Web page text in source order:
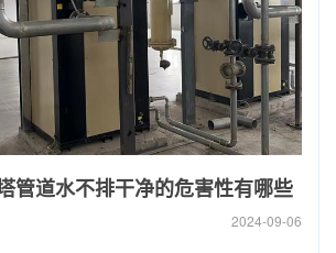
管道水不排干净的危害性有哪些
2024-09-06